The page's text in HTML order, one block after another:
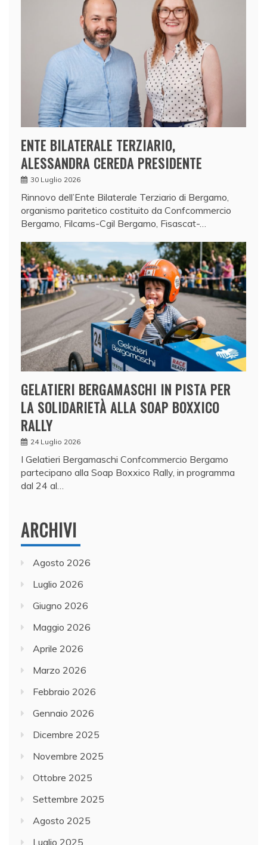
ENTE BILATERALE TERZIARIO,
ALESSANDRA CEREDA PRESIDENTE
30 Luglio 2026
Rinnovo dell’Ente Bilaterale Terziario di Bergamo,
organismo paritetico costituito da Confcommercio
Bergamo, Filcams-Cgil Bergamo, Fisascat-…
GELATIERI BERGAMASCHI IN PISTA PER
LA SOLIDARIETÀ ALLA SOAP BOXXICO
RALLY
24 Luglio 2026
I Gelatieri Bergamaschi Confcommercio Bergamo
partecipano alla Soap Boxxico Rally, in programma
dal 24 al…
ARCHIVI
Agosto 2026
Luglio 2026
Giugno 2026
Maggio 2026
Aprile 2026
Marzo 2026
Febbraio 2026
Gennaio 2026
Dicembre 2025
Novembre 2025
Ottobre 2025
Settembre 2025
Agosto 2025
Luglio 2025